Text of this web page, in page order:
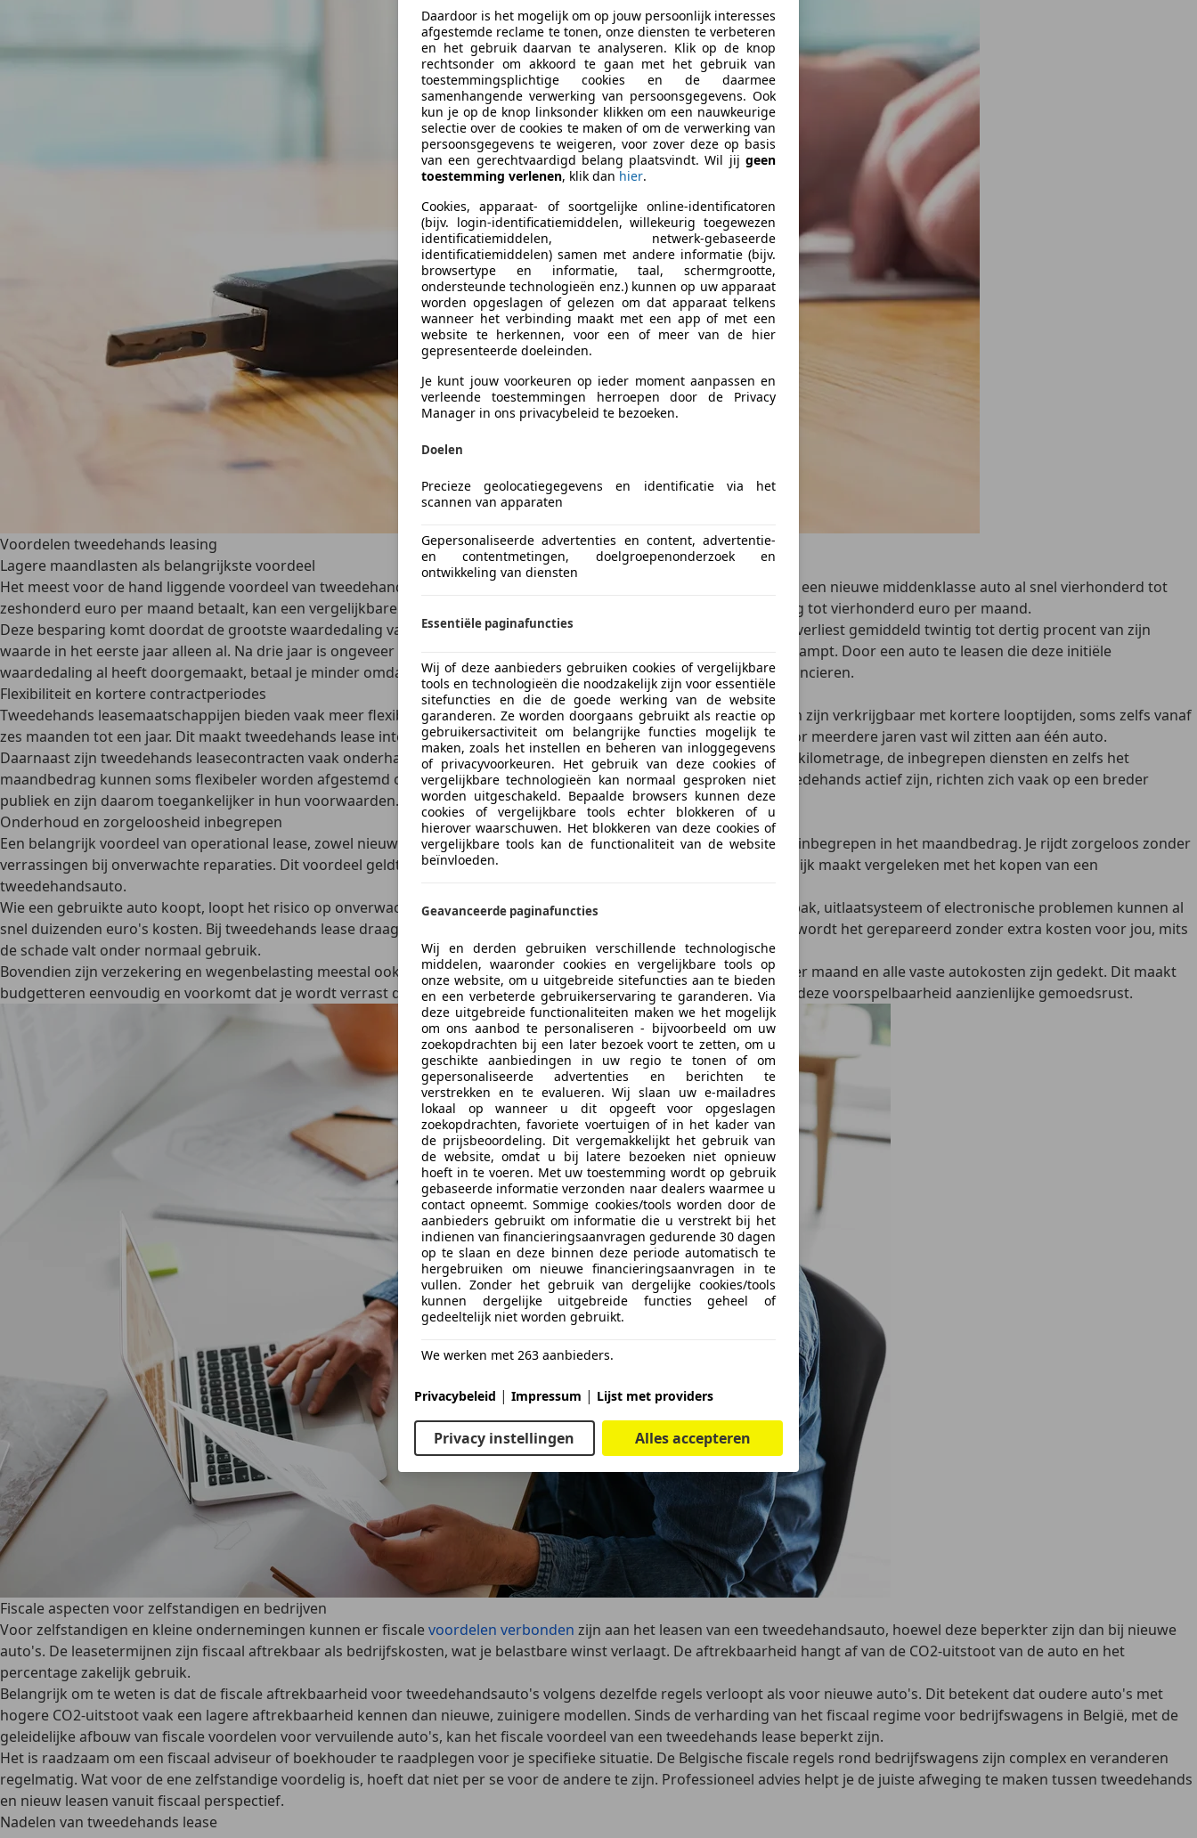
Daardoor is het mogelijk om op jouw persoonlijk interesses
afgestemde reclame te tonen, onze diensten te verbeteren
en het gebruik daarvan te analyseren. Klik op de knop
rechtsonder om akkoord te gaan met het gebruik van
toestemmingsplichtige cookies en de daarmee
samenhangende verwerking van persoonsgegevens. Ook
kun je op de knop linksonder klikken om een nauwkeurige
selectie over de cookies te maken of om de verwerking van
persoonsgegevens te weigeren, voor zover deze op basis
van een gerechtvaardigd belang plaatsvindt. Wil jij geen
toestemming verlenen, klik dan hier.
Cookies, apparaat- of soortgelijke online-identificatoren
(bijv. login-identificatiemiddelen, willekeurig toegewezen
identificatiemiddelen, netwerk-gebaseerde
identificatiemiddelen) samen met andere informatie (bijv.
browsertype en informatie, taal, schermgrootte,
ondersteunde technologieën enz.) kunnen op uw apparaat
worden opgeslagen of gelezen om dat apparaat telkens
wanneer het verbinding maakt met een app of met een
website te herkennen, voor een of meer van de hier
gepresenteerde doeleinden.
Je kunt jouw voorkeuren op ieder moment aanpassen en
verleende toestemmingen herroepen door de Privacy
Manager in ons privacybeleid te bezoeken.
Doelen
Precieze geolocatiegegevens en identificatie via het
scannen van apparaten
Gepersonaliseerde advertenties en content, advertentie-
en contentmetingen, doelgroepenonderzoek en
ontwikkeling van diensten
Essentiële paginafuncties
Wij of deze aanbieders gebruiken cookies of vergelijkbare
tools en technologieën die noodzakelijk zijn voor essentiële
sitefuncties en die de goede werking van de website
garanderen. Ze worden doorgaans gebruikt als reactie op
gebruikersactiviteit om belangrijke functies mogelijk te
maken, zoals het instellen en beheren van inloggegevens
of privacyvoorkeuren. Het gebruik van deze cookies of
vergelijkbare technologieën kan normaal gesproken niet
worden uitgeschakeld. Bepaalde browsers kunnen deze
cookies of vergelijkbare tools echter blokkeren of u
hierover waarschuwen. Het blokkeren van deze cookies of
vergelijkbare tools kan de functionaliteit van de website
beïnvloeden.
Geavanceerde paginafuncties
Wij en derden gebruiken verschillende technologische
middelen, waaronder cookies en vergelijkbare tools op
onze website, om u uitgebreide sitefuncties aan te bieden
en een verbeterde gebruikerservaring te garanderen. Via
deze uitgebreide functionaliteiten maken we het mogelijk
om ons aanbod te personaliseren - bijvoorbeeld om uw
zoekopdrachten bij een later bezoek voort te zetten, om u
geschikte aanbiedingen in uw regio te tonen of om
gepersonaliseerde advertenties en berichten te
verstrekken en te evalueren. Wij slaan uw e-mailadres
lokaal op wanneer u dit opgeeft voor opgeslagen
zoekopdrachten, favoriete voertuigen of in het kader van
de prijsbeoordeling. Dit vergemakkelijkt het gebruik van
de website, omdat u bij latere bezoeken niet opnieuw
hoeft in te voeren. Met uw toestemming wordt op gebruik
gebaseerde informatie verzonden naar dealers waarmee u
contact opneemt. Sommige cookies/tools worden door de
aanbieders gebruikt om informatie die u verstrekt bij het
indienen van financieringsaanvragen gedurende 30 dagen
op te slaan en deze binnen deze periode automatisch te
hergebruiken om nieuwe financieringsaanvragen in te
vullen. Zonder het gebruik van dergelijke cookies/tools
kunnen dergelijke uitgebreide functies geheel of
gedeeltelijk niet worden gebruikt.
We werken met 263 aanbieders.
Privacybeleid | Impressum | Lijst met providers
Privacy instellingen Alles accepteren
Voordelen tweedehands leasing
Lagere maandlasten als belangrijkste voordeel
Het meestvoor de hand liggende voordeel van tweedehands leasing
is de substantieel lagere maandlast. Waar je voor een nieuwe middenklasse auto al snel vierhonderd tot
zeshonderd euro per maand betaalt, kan een vergelijkbare tweedehandsauto beschikbaar zijn voor tweehonderdvijftig tot vierhonderd euro per maand.
Deze besparing komt doordat de grootste waardedaling van een auto plaatsvindt in de eerste jaren.
Een nieuwe auto verliest gemiddeld twintig tot dertig procent van zijn
waarde in het eerste jaar alleen al. Na drie jaar is ongeveer vijftig procent van de oorspronkelijke aankoopwaarde verdampt. Door een auto te leasen die deze initiële
waardedaling al heeft doorgemaakt, betaal je minder omdat de leasemaatschappij een lagere restwaarde hoeft te financieren.
Flexibiliteit en kortere contractperiodes
Tweedehands leasemaatschappijen bieden vaak meer flexibiliteit dan traditionele leasevoor nieuwe auto's. Contracten zijn verkrijgbaar met kortere looptijden, soms zelfs vanaf
zes maanden tot een jaar. Dit maakt tweedehands lease interessant voor wie tijdelijke mobiliteit nodig heeftof niet voor meerdere jaren vast wil zitten aan één auto.
Daarnaast zijn tweedehands leasecontracten vaak onderhandelbaar op punten die bij nieuwe lease vastliggen. De jaarkilometrage, de inbegrepen diensten en zelfs het
maandbedrag kunnen soms flexibeler worden afgestemd op jouw specifieke situatie. Leasemaatschappijen die in tweedehands actief zijn, richten zich vaak op een breder
publiek en zijn daarom toegankelijker in hun voorwaarden.
Onderhoud en zorgeloosheid inbegrepen
Een belangrijk voordeel van operational lease, zowel nieuw als tweedehands, is dat onderhoud en reparaties vaak zijn inbegrepen in het maandbedrag. Je rijdt zorgeloos zonder
verrassingen bij onverwachte reparaties. Dit voordeel geldt ook voor tweedehands lease, wat het bijzonder aantrekkelijk maakt vergeleken met het kopen van een
tweedehandsauto.
Wie een gebruikte auto koopt, loopt het risico op onverwachte defecten en reparatiekosten. Een kapotte versnellingsbak, uitlaatsysteem of electronische problemen kunnen al
snel duizenden euro's kosten. Bij tweedehands lease draagt de leasemaatschappij deze risico's
. Als er iets kapot gaat, wordt het gerepareerd zonder extra kosten voor jou, mits
de schade valt onder normaal gebruik.
Bovendien zijn verzekering en wegenbelasting meestal ook inbegrepen in het all-in tarief. Je betaalt één vast bedrag per maand en alle vaste autokosten zijn gedekt. Dit maakt
budgetteren eenvoudig en voorkomt dat je wordt verrast door jaarlijks terugkerende kosten. Voor veel mensen biedt deze voorspelbaarheid aanzienlijke gemoedsrust.
Fiscale aspecten voor zelfstandigen en bedrijven
Voorzelfstandigen en kleine ondernemingen kunnen er fiscalevoordelen verbonden zijn aan het leasen van een tweedehandsauto, hoewel deze beperkter zijn dan bij nieuwe
auto's. De leasetermijnen zijn fiscaal aftrekbaar als bedrijfskosten, wat je belastbare winst verlaagt. De aftrekbaarheid hangt af van de CO2-uitstoot van de auto en het
percentage zakelijk gebruik.
Belangrijk om te weten is dat defiscale aftrekbaarheid voor tweedehandsauto's volgens dezelfde regels verloopt als voor nieuwe auto's. Dit betekent dat oudere auto's met
hogere CO2-uitstoot vaak een lagere aftrekbaarheid kennen dan nieuwe, zuinigere modellen. Sinds de verharding van het fiscaal regime voor bedrijfswagens in België, met de
geleidelijke afbouw van fiscale voordelen voor vervuilende auto's, kan het fiscale voordeel van een tweedehands lease beperkt zijn.
Het is raadzaam om een fiscaal adviseur of boekhouder te raadplegen voor je specifieke situatie. De Belgische fiscale regels rond bedrijfswagens zijn complex en veranderen
regelmatig. Wat voor de ene zelfstandige voordelig is, hoeft dat niet per se voor de andere te zijn. Professioneel advies helpt je de juiste afweging te maken tussen tweedehands
en nieuw leasen vanuit fiscaal perspectief.
Nadelen van tweedehands lease